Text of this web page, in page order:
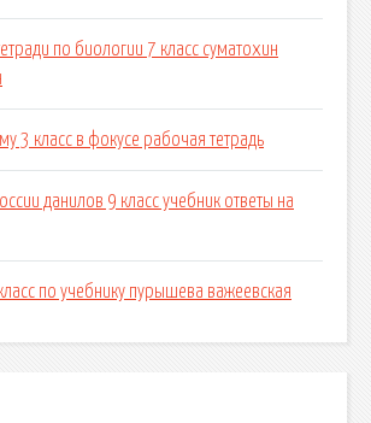
по биологии 7 класс суматохин
3 класс в фокусе рабочая тетрадь
данилов 9 класс учебник ответы на
по учебнику пурышева важеевская